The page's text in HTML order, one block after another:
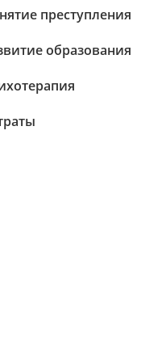
преступления
образования